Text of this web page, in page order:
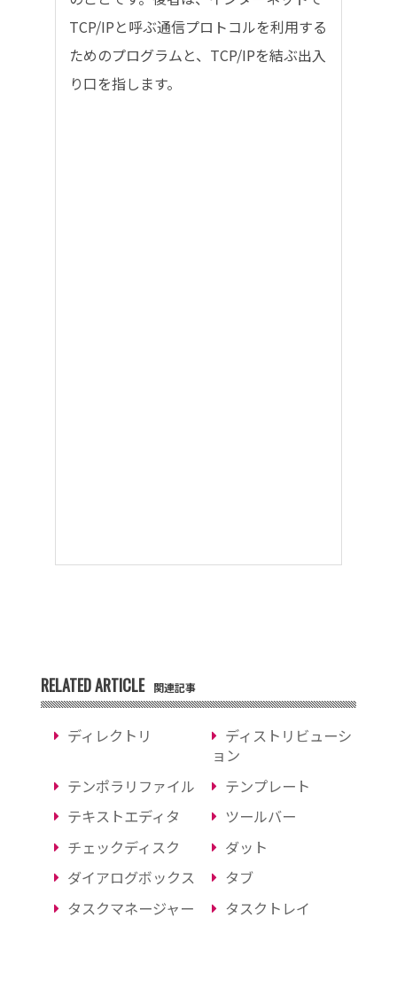
TCP/IPと呼ぶ通信プロトコルを利用する
ためのプログラムと、TCP/IPを結ぶ出入
り口を指します。
RELATED ARTICLE 関連記事
ディレクトリ
ディストリビューシ
ョン
テンポラリファイル
テンプレート
テキストエディタ
ツールバー
チェックディスク
ダット
ダイアログボックス
タブ
タスクマネージャー
タスクトレイ